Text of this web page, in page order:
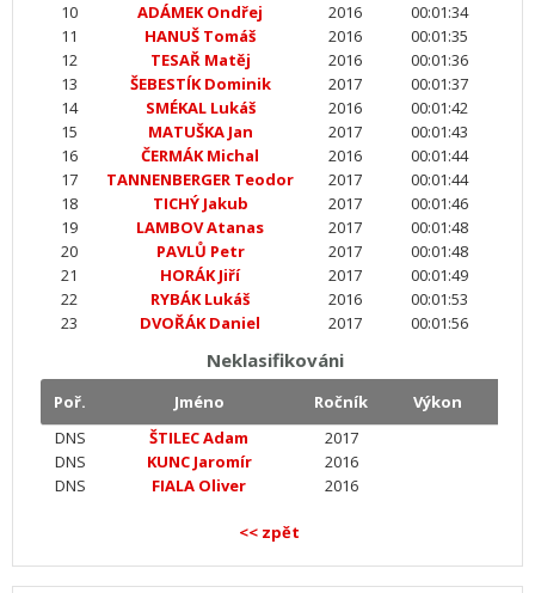
10
ADÁMEK Ondřej 2016
00:01:34
11
HANUŠ Tomáš 2016
00:01:35
12
TESAŘ Matěj 2016
00:01:36
13
ŠEBESTÍK Dominik 2017
00:01:37
14
SMÉKAL Lukáš 2016
00:01:42
15
MATUŠKA Jan 2017
00:01:43
16
ČERMÁK Michal 2016
00:01:44
17
TANNENBERGER Teodor 2017
00:01:44
18
TICHÝ Jakub 2017
00:01:46
19
LAMBOV Atanas 2017
00:01:48
20
PAVLŮ Petr 2017
00:01:48
21
HORÁK Jiří 2017
00:01:49
22
RYBÁK Lukáš 2016
00:01:53
23
DVOŘÁK Daniel 2017 00:01:56
Neklasifikováni
Poř. Jméno Ročník
Výkon
DNS
ŠTILEC Adam
2017
DNS
KUNC Jaromír
2016
DNS
FIALA Oliver 2016
<< zpět